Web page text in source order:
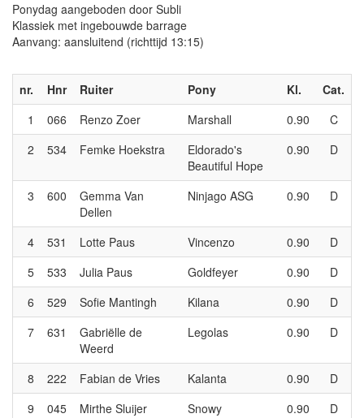
Ponydag aangeboden door Subli
Klassiek met ingebouwde barrage
Aanvang: aansluitend (richttijd 13:15)
nr. Hnr Ruiter Pony Kl.
Cat.
1
066 Renzo Zoer Marshall 0.90
C
2
534 Femke Hoekstra
Eldorado's
Beautiful Hope
0.90 D
3 600
Gemma Van
Dellen
Ninjago ASG 0.90 D
4 531 Lotte Paus Vincenzo 0.90
D
5
533 Julia Paus Goldfeyer 0.90
D
6
529 Sofie Mantingh Kilana 0.90
D
7
631
Gabriëlle de
Weerd
Legolas 0.90 D
8 222 Fabian de Vries Kalanta 0.90
D
9
045 Mirthe Sluijer Snowy 0.90
D